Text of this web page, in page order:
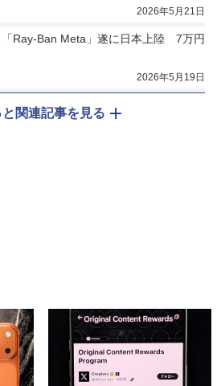
2026年5月21日
Ray-Ban Meta」遂に日本上陸　7万円
2026年5月19日
と関連記事を見る